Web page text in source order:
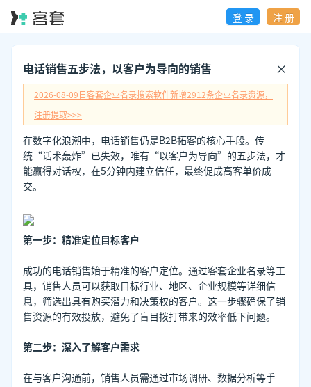
登 录 注 册
电话销售五步法，以客户为导向的销售
2026-08-09日客套企业名录搜索软件新增2912条企业名录资源，
注册提取>>>
在数字化浪潮中，电话销售仍是B2B拓客的核心手段。传
统“话术轰炸”已失效，唯有“以客户为导向”的五步法，才
能赢得对话权，在5分钟内建立信任，最终促成高客单价成
交。
第一步：精准定位目标客户
成功的电话销售始于精准的客户定位。通过客套企业名录等工
具，销售人员可以获取目标行业、地区、企业规模等详细信
息，筛选出具有购买潜力和决策权的客户。这一步骤确保了销
售资源的有效投放，避免了盲目拨打带来的效率低下问题。
第二步：深入了解客户需求
在与客户沟通前，销售人员需通过市场调研、数据分析等手